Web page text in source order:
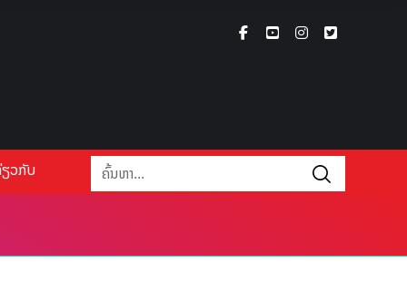
ວກັບ